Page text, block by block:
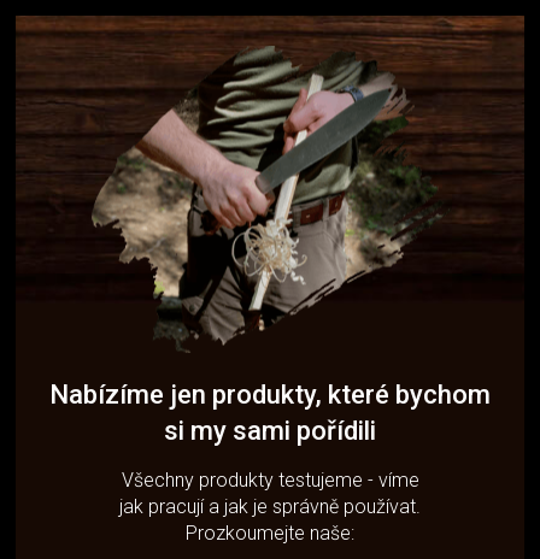
Nabízíme jen produkty, které bychom
si my sami pořídili
Všechny produkty testujeme - víme
jak pracují a jak je správně používat.
Prozkoumejte naše: